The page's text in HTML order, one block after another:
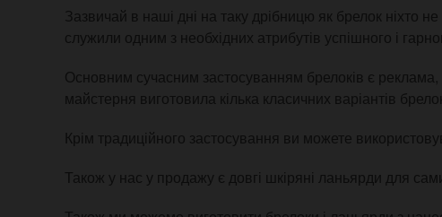
Зазвичай в наші дні на таку дрібницю як брелок ніхто
служили одним з необхідних атрибутів успішного і
Основним сучасним застосуванням брелоків є
майстерня виготовила кілька класичних варіантів
Крім традиційного застосування ви можете
Також у нас у продажу є довгі шкіряні ланьярди для